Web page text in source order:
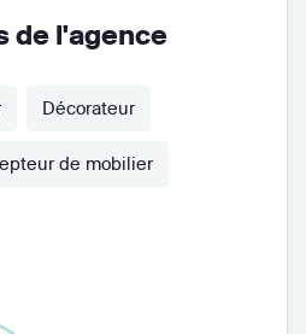
de l'agence
Décorateur
de mobilier